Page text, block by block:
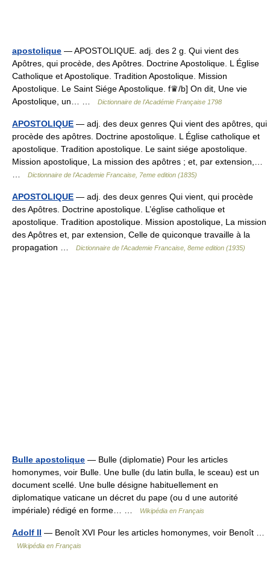
apostolique — APOSTOLIQUE. adj. des 2 g. Qui vient des
Apôtres, qui procède, des Apôtres. Doctrine Apostolique. L Église
Catholique et Apostolique. Tradition Apostolique. Mission
Apostolique. Le Saint Siége Apostolique. f♛/b] On dit, Une vie
Apostolique, un… …
Dictionnaire de l'Académie Française 1798
APOSTOLIQUE — adj. des deux genres Qui vient des apôtres, qui
procède des apôtres. Doctrine apostolique. L Église catholique et
apostolique. Tradition apostolique. Le saint siége apostolique.
Mission apostolique, La mission des apôtres ; et, par extension,…
Dictionnaire de l'Academie Francaise, 7eme edition (1835)
APOSTOLIQUE — adj. des deux genres Qui vient, qui procède
des Apôtres. Doctrine apostolique. L’église catholique et
apostolique. Tradition apostolique. Mission apostolique, La mission
des Apôtres et, par extension, Celle de quiconque travaille à la
propagation …
Dictionnaire de l'Academie Francaise, 8eme edition (1935)
Bulle apostolique — Bulle (diplomatie) Pour les articles
homonymes, voir Bulle. Une bulle (du latin bulla, le sceau) est un
document scellé. Une bulle désigne habituellement en
diplomatique vaticane un décret du pape (ou d une autorité
impériale) rédigé en forme… …
Wikipédia en Français
Adolf II — Benoît XVI Pour les articles homonymes, voir Benoît …
Wikipédia en Français